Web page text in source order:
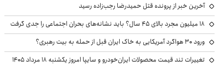
آخرین خبر از پرونده قتل حمیدرضا رجب‌زاده رسید
۱۸ میلیون مجرد بالای ۴۵ سال؟ باید نشانه‌های بحران اجتماعی را جدی گرفت
ورود ۳۰ هواگرد آمریکایی به خاک ایران قبل از حمله به بیت رهبری؟
تغییرات تند قیمت محصولات ایران‌خودرو و سایپا امروز یکشنبه ۱۸ مرداد ۱۴۰۵